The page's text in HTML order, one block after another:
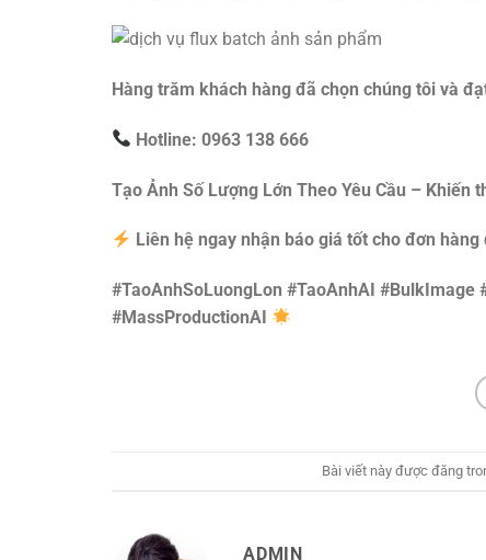
Hàng trăm khách hàng đã chọn chúng tôi và
Hotline: 0963 138 666
Tạo Ảnh Số Lượng Lớn Theo Yêu Cầu –
Liên hệ ngay nhận báo giá tốt cho đơn hàng
#TaoAnhSoLuongLon #TaoAnhAI #BulkImage
#MassProductionAI
Bài viết này được đăng
ADMIN